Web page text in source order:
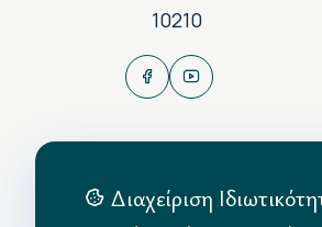
10210
Διαχείριση